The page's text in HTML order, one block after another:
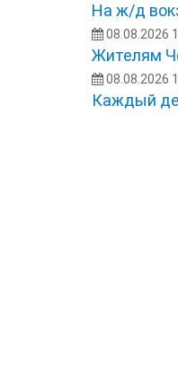
На ж/д
08.08.2026
Жителям
08.08.2026
Каждый